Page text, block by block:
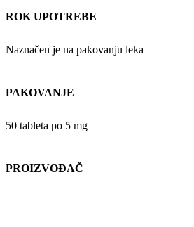
ROK UPOTREBE
Naznačen je na pakovanju leka
PAKOVANJE
50 tableta po 5 mg
PROIZVOĐAČ